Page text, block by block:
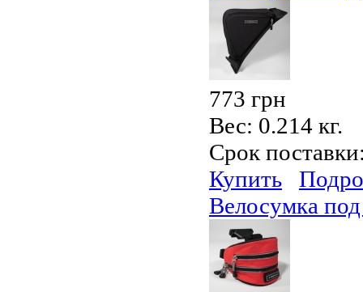
773 грн
Вес: 0.214 кг.
Срок
Купить
Велосумка